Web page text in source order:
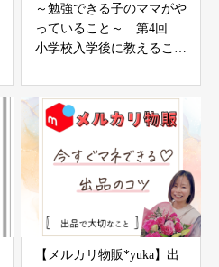
～勉強できる子のママがや
っていること～ 第4回
小学校入学後に教えること
【メルカリ物販*yuka】出